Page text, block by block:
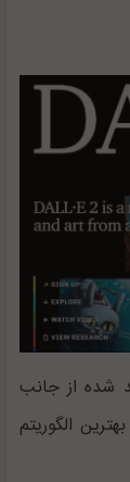
شده از جانب